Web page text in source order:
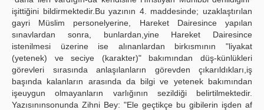
işittiğini bildirmektedir.Bu yazının 4. maddesinde; uzaklaştırılan
gayri Müslim personelyerine, Hareket Dairesince yapılan
sınavlardan sonra, bunlardan,yine Hareket Dairesince
istenilmesi üzerine ise alınanlardan birkısmının "liyakat
(yetenek) ve seciye (karakter)" bakımından düş-künlükleri
görevleri sırasında anlaşılanların görevden çıkarıldıkları,iş
başında kalanların arasında da bilgi ve yetenek bakımından
işeuygun olmayanların varlığının sezildiği belirtilmektedir.
Yazısınınsonunda Zihni Bey: "Ele geçtikçe bu gibilerin işden af